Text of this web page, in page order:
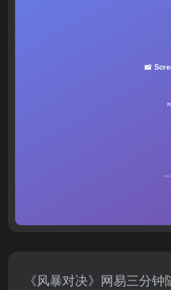
《风暴对决》网易三分